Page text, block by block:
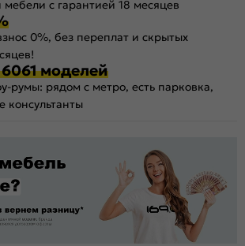
с гарантией 18 месяцев
0%, без переплат и скрытых
моделей
румы: рядом с метро, есть парковка,
консультанты